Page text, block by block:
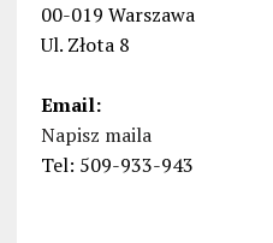
00-019 Warszawa
Ul. Złota 8
Email:
Napisz maila
Tel: 509-933-943